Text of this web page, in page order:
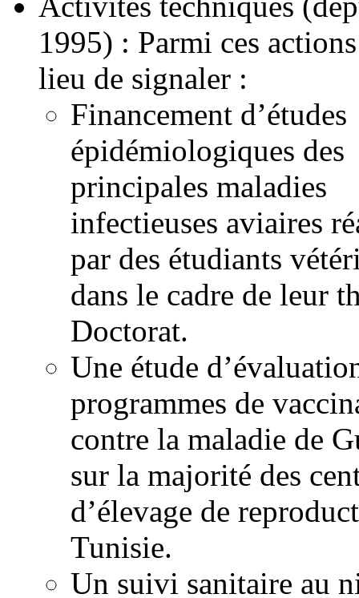
1995) : Parmi ces
lieu de signaler :
Financement d’études
épidémiologiques des
principales maladies
infectieuses aviaires
par des étudiants
dans le cadre de leur
Doctorat.
Une étude
programmes de
contre la maladie de
sur la majorité des
d’élevage de
Tunisie.
Un suivi sanitaire au